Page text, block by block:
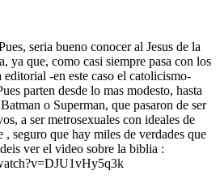
seria bueno conocer al Jesus de la
ya que, como casi siempre pasa con los
editorial -en este caso el catolicismo-
parten desde lo mas modesto, hasta
o Superman, que pasaron de ser
a ser metrosexuales con ideales de
, seguro que hay miles de verdades que
ver el video sobre la biblia :